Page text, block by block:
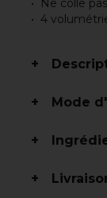
Ne colle pas
4
Mode